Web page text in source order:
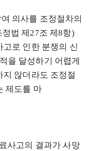
의사를 조정절차의
법 제27조 제8항)
로 인한 분쟁의 신
을 달성하기 어렵게
않더라도 조정절
제도를 마
사고의 결과가 사망